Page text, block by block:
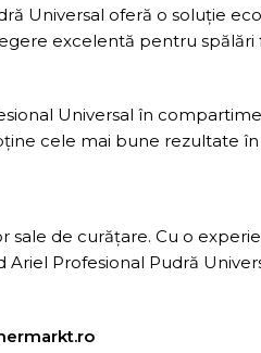
Universal oferă o soluție
excelentă pentru spălări
Universal în
cele mai bune rezultate
de curățare. Cu o
Profesional Pudră